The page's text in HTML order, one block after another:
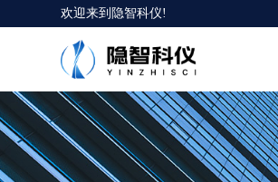
欢迎来到 隐智科仪!